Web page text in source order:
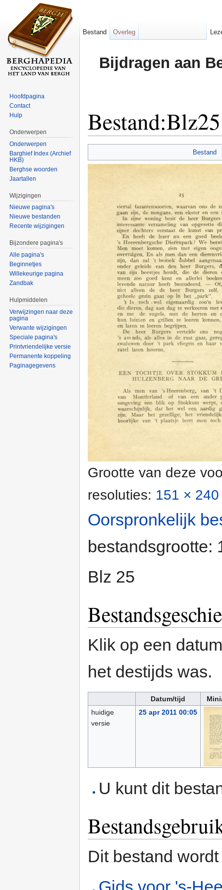
Bijdragen aan
Bestand
Grootte van deze
resoluties: 151 ×
Oorspronkelijk
bestandsgrootte:
Blz 25
Klik op een
het destijds was.
Datum/tijd
huidige
versie
25 apr 2011 00:05
U kunt dit
Dit bestand
Bestand Overleg
Hoofdpagina
Contact
Hulp
Onderwerpen
Onderwerpen
Barghief Index (Archief
HKB)
Berghse woorden
Jaartallen
Wijzigingen
Nieuwe pagina's
Nieuwe bestanden
Recente wijzigingen
Bijzondere pagina's
Alle pagina's
Beginnetjes
Willekeurige pagina
Zandbak
Hulpmiddelen
Verwijzingen naar deze
pagina
Verwante wijzigingen
Speciale pagina's
Printvriendelijke versie
Permanente koppeling
Paginagegevens